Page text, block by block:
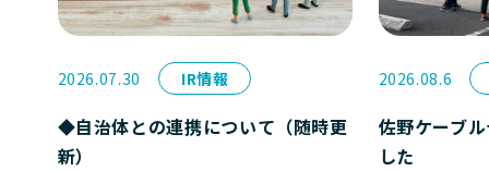
2026.07.30 IR情報
◆自治体との連携について（随時更
新）
2026.08.6
佐野ケーブ
した